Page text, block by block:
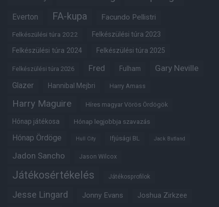
Everton FA-kupa Facundo Pellistri
Felkészülési túra 2022 Felkészülési túra 2023
Felkészülési túra 2024 Felkészülési túra 2025
Felkészülési túra 2026 Fred Fulham Gary Neville
Glazer Hannibal Mejbri Harry Amass
Harry Maguire Híres magyar Vörös Ördögök
Hónap játékosa Hónap legjobbja szavazás
Hónap Ördöge Hull City Ifjúsági BL Jack Butland
Jadon Sancho Jason Wilcox
Játékosértékelés Játékosprofilok
Jesse Lingard Jonny Evans Joshua Zirkzee